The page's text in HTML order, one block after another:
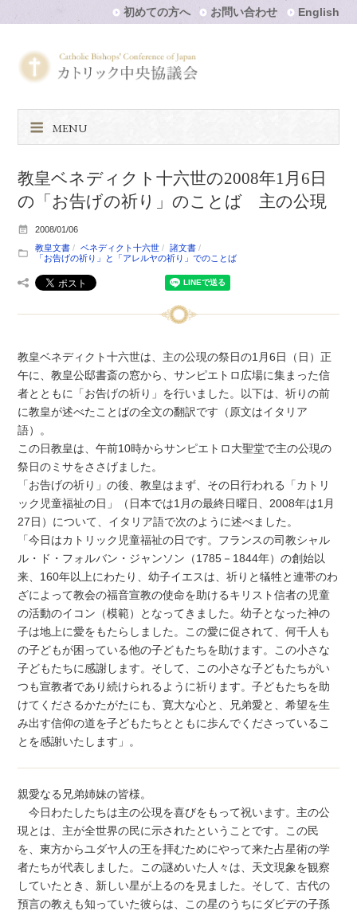
初めての方へ お問い合わせ English
MENU
教皇ベネディクト十六世の2008年1月6日
の「お告げの祈り」のことば 主の公現
2008/01/06
教皇文書
ベネディクト十六世
諸文書
「お告げの祈り」と「アレルヤの祈り」でのことば
教皇ベネディクト十六世は、主の公現の祭日の1月6日（日）正
午に、教皇公邸書斎の窓から、サンピエトロ広場に集まった信
者とともに「お告げの祈り」を行いました。以下は、祈りの前
に教皇が述べたことばの全文の翻訳です（原文はイタリア
語）。
この日教皇は、午前10時からサンピエトロ大聖堂で主の公現の
祭日のミサをささげました。
「お告げの祈り」の後、教皇はまず、その日行われる「カトリ
ック児童福祉の日」（日本では1月の最終日曜日、2008年は1月
27日）について、イタリア語で次のように述べました。
「今日はカトリック児童福祉の日です。フランスの司教シャル
ル・ド・フォルバン・ジャンソン（1785－1844年）の創始以
来、160年以上にわたり、幼子イエスは、祈りと犠牲と連帯のわ
ざによって教会の福音宣教の使命を助けるキリスト信者の児童
の活動のイコン（模範）となってきました。幼子となった神の
子は地上に愛をもたらしました。この愛に促されて、何千人も
の子どもが困っている他の子どもたちを助けます。この小さな
子どもたちに感謝します。そして、この小さな子どもたちがい
つも宣教者であり続けられるように祈ります。子どもたちを助
けてくださるかたがたにも、寛大な心と、兄弟愛と、希望を生
み出す信仰の道を子どもたちとともに歩んでくださっているこ
とを感謝いたします」。
親愛なる兄弟姉妹の皆様。
今日わたしたちは主の公現を喜びをもって祝います。主の公
現とは、主が全世界の民に示されたということです。この民
を、東方からユダヤ人の王を拝むためにやって来た占星術の学
者たちが代表しました。この謎めいた人々は、天文現象を観察
していたとき、新しい星が上るのを見ました。そして、古代の
預言の教えも知っていた彼らは、この星のうちにダビデの子孫